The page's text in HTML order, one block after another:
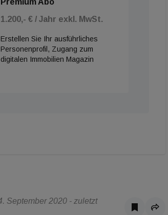
Premium Abo
1.200,- € / Jahr exkl. MwSt.
Erstellen Sie Ihr ausführliches
Personenprofil, Zugang zum
digitalen Immobilien Magazin
September 2020 - zuletzt